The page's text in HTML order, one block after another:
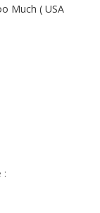
Much ( USA
: